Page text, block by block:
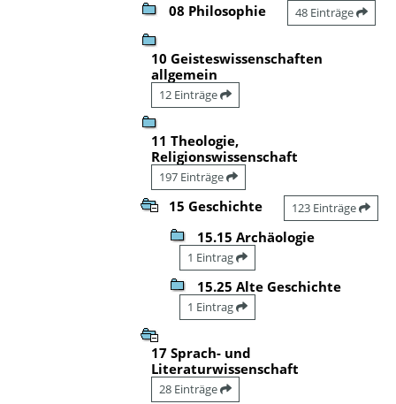
08 Philosophie 48 Einträge
10 Geisteswissenschaften
allgemein
12 Einträge
11 Theologie,
Religionswissenschaft
197 Einträge
15 Geschichte 123 Einträge
15.15 Archäologie
1 Eintrag
15.25 Alte Geschichte
1 Eintrag
17 Sprach- und
Literaturwissenschaft
28 Einträge